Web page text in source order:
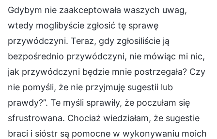
Gdybym nie zaakceptowała waszych uwag,
wtedy moglibyście zgłosić tę sprawę
przywódczyni. Teraz, gdy zgłosiliście ją
bezpośrednio przywódczyni, nie mówiąc mi nic,
jak przywódczyni będzie mnie postrzegała? Czy
nie pomyśli, że nie przyjmuję sugestii lub
prawdy?”. Te myśli sprawiły, że poczułam się
sfrustrowana. Chociaż wiedziałam, że sugestie
braci i sióstr są pomocne w wykonywaniu moich